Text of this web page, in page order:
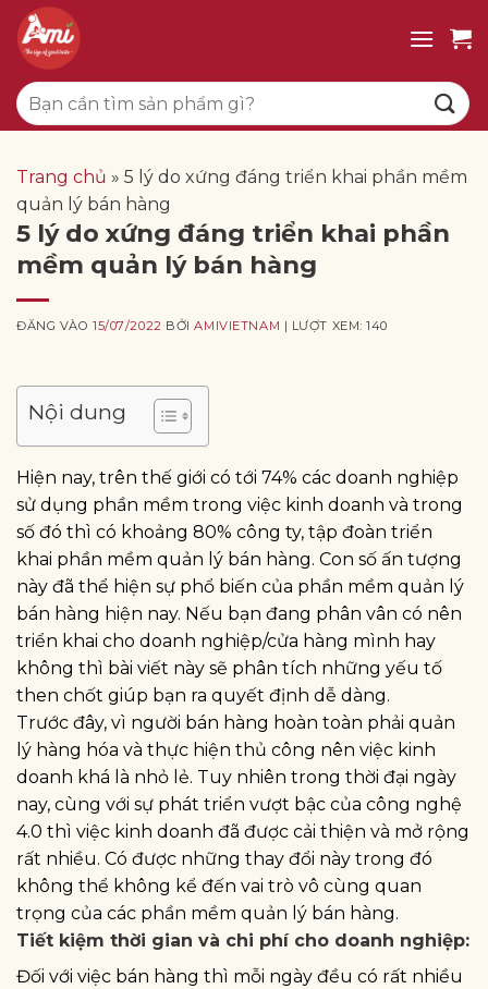
qua
dung
Tìm
kiếm:
Trang chủ » 5 lý do xứng đáng triển khai phần mềm
quản lý bán hàng
5 lý do xứng đáng triển khai phần
mềm quản lý bán hàng
ĐĂNG VÀO15/07/2022 BỞIAMIVIETNAM | LƯỢT XEM: 140
Nội dung
Hiện nay, trên thế giới có tới 74% các doanh nghiệp
sử dụng phần mềm trong việc kinh doanh và trong
số đó thì có khoảng 80% công ty, tập đoàn triển
khai phần mềm quản lý bán hàng. Con số ấn tượng
này đã thể hiện sự phổ biến của phần mềm quản lý
bán hàng hiện nay. Nếu bạn đang phân vân có nên
triển khai cho doanh nghiệp/cửa hàng mình hay
không thì bài viết này sẽ phân tích những yếu tố
then chốt giúp bạn ra quyết định dễ dàng.
Trước đây, vì người bán hàng hoàn toàn phải quản
lý hàng hóa và thực hiện thủ công nên việc kinh
doanh khá là nhỏ lẻ. Tuy nhiên trong thời đại ngày
nay, cùng với sự phát triển vượt bậc của công nghệ
4.0 thì việc kinh doanh đã được cải thiện và mở rộng
rất nhiều. Có được những thay đổi này trong đó
không thể không kể đến vai trò vô cùng quan
trọng của các phần mềm quản lý bán hàng.
Tiết kiệm thời gian và chi phí cho doanh nghiệp:
Đối với việc bán hàng thì mỗi ngày đều có rất nhiều